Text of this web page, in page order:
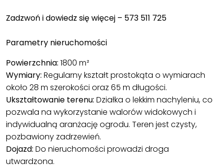
Zadzwoń i dowiedz się więcej – 573 511 725
Parametry nieruchomości
Powierzchnia: 1800 m²
Wymiary: Regularny kształt prostokąta o wymiarach
około 28 m szerokości oraz 65 m długości.
Ukształtowanie terenu: Działka o lekkim nachyleniu, co
pozwala na wykorzystanie walorów widokowych i
indywidualną aranżację ogrodu. Teren jest czysty,
pozbawiony zadrzewień.
Dojazd: Do nieruchomości prowadzi droga
utwardzona.